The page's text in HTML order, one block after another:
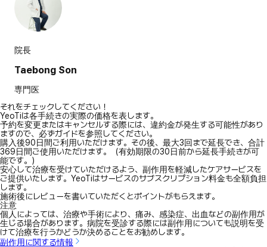
院長
Taebong Son
専門医
それをチェックしてください！
YeoTiは各手続きの実際の価格を表します。
予約を変更またはキャンセルする際には、違約金が発生する可能性があり
ますので、必ずガイドを参照してください。
購入後90日間ご利用いただけます。その後、最大3回まで延長でき、合計
369日間ご使用いただけます。（有効期限の30日前から延長手続きが可
能です。）
安心して治療を受けていただけるよう、副作用を軽減したケアサービスを
ご提供いたします。YeoTiはサービスのサブスクリプション料金も全額負担
します。
施術後にレビューを書いていただくとポイントがもらえます。
注意
個人によっては、治療や手術により、痛み、感染症、出血などの副作用が
生じる場合があります。病院を受診する際には副作用についても説明を受
けて治療を行うかどうか決めることをお勧めします。
副作用に関する情報